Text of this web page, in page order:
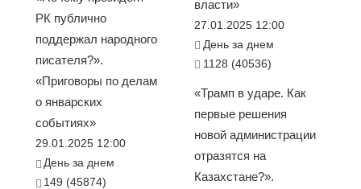
РК публично
поддержал народного
писателя?».
«Приговоры по делам
о январских
событиях»
29.01.2025 12:00
День за днем
149 (45874)
власти»
27.01.2025 12:00
День за днем
1128 (40536)
«Трамп в ударе. Как
первые решения
новой администрации
отразятся на
Казахстане?».